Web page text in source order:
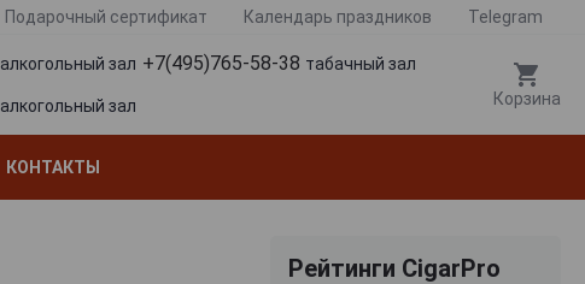
Подарочный сертификат Календарь праздников Telegram
алкогольный зал +7(495)765-58-38 табачный зал
алкогольный зал Корзина
КОНТАКТЫ
Рейтинги CigarPro